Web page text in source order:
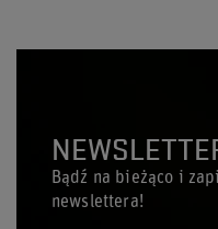
Bądź na bieżąco i
newslettera!